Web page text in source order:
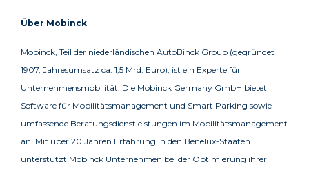
Über Mobinck
Mobinck, Teil der niederländischen AutoBinck Group (gegründet
1907, Jahresumsatz ca. 1,5 Mrd. Euro), ist ein Experte für
Unternehmensmobilität. Die Mobinck Germany GmbH bietet
Software für Mobilitätsmanagement und Smart Parking sowie
umfassende Beratungsdienstleistungen im Mobilitätsmanagement
an. Mit über 20 Jahren Erfahrung in den Benelux-Staaten
unterstützt Mobinck Unternehmen bei der Optimierung ihrer